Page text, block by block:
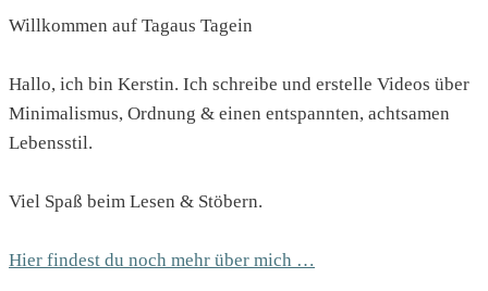
Willkommen auf Tagaus Tagein
Hallo, ich bin Kerstin. Ich schreibe und erstelle Videos über
Minimalismus, Ordnung & einen entspannten, achtsamen
Lebensstil.
Viel Spaß beim Lesen & Stöbern.
Hier findest du noch mehr über mich …